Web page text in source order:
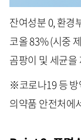
잔여성분 0, 환경
코올 83% (시중
곰팡이 및 세균
※코로나19 등 방
의약품 안전처에